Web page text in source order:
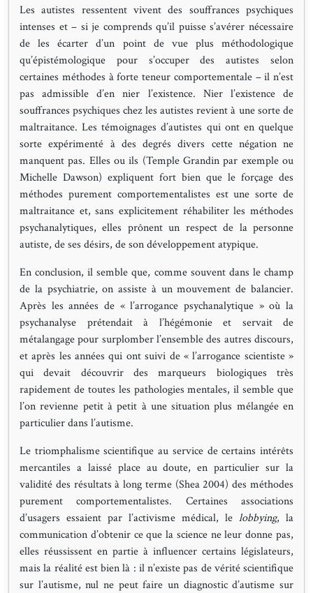
Les autistes ressentent vivent des souffrances psychiques
intenses et – si je comprends qu’il puisse s’avérer nécessaire
de les écarter d’un point de vue plus méthodologique
qu’épistémologique pour s’occuper des autistes selon
certaines méthodes à forte teneur comportementale – il n’est
pas admissible d’en nier l’existence. Nier l’existence de
souffrances psychiques chez les autistes revient à une sorte de
maltraitance. Les témoignages d’autistes qui ont en quelque
sorte expérimenté à des degrés divers cette négation ne
manquent pas. Elles ou ils (Temple Grandin par exemple ou
Michelle Dawson) expliquent fort bien que le forçage des
méthodes purement comportementalistes est une sorte de
maltraitance et, sans explicitement réhabiliter les méthodes
psychanalytiques, elles prônent un respect de la personne
autiste, de ses désirs, de son développement atypique.
En conclusion, il semble que, comme souvent dans le champ
de la psychiatrie, on assiste à un mouvement de balancier.
Après les années de « l’arrogance psychanalytique » où la
psychanalyse prétendait à l’hégémonie et servait de
métalangage pour surplomber l’ensemble des autres discours,
et après les années qui ont suivi de « l’arrogance scientiste »
qui devait découvrir des marqueurs biologiques très
rapidement de toutes les pathologies mentales, il semble que
l’on revienne petit à petit à une situation plus mélangée en
particulier dans l’autisme.
Le triomphalisme scientifique au service de certains intérêts
mercantiles a laissé place au doute, en particulier sur la
validité des résultats à long terme (Shea 2004) des méthodes
purement comportementalistes. Certaines associations
d’usagers essaient par l’activisme médical, le lobbying, la
communication d’obtenir ce que la science ne leur donne pas,
elles réussissent en partie à influencer certains législateurs,
mais la réalité est bien là : il n’existe pas de vérité scientifique
sur l’autisme, nul ne peut faire un diagnostic d’autisme sur